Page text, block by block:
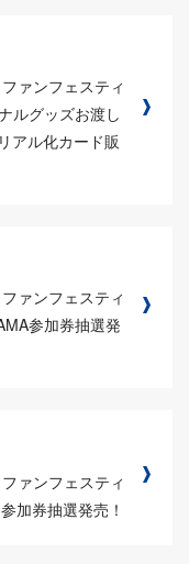
ァンフェスティ
ルグッズお渡し
アル化カード販
ァンフェスティ
参加券抽選発
ァンフェスティ
加券抽選発売！